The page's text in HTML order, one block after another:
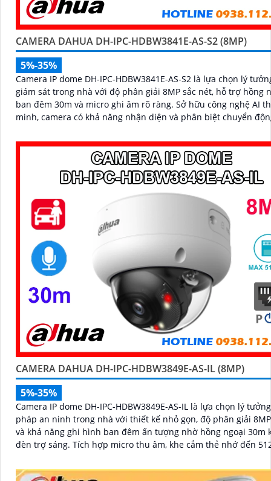
CAMERA DAHUA DH-IPC-HDBW3841E-AS-S2 (8MP)
5%-35%
Camera IP dome DH-IPC-HDBW3841E-AS-S2 là lựa chọn lý
giám sát trong nhà với độ phân giải 8MP sắc nét, hỗ trợ hồng
ban đêm 30m và micro ghi âm rõ ràng. Sở hữu công nghệ AI thông
minh, camera có khả năng nhận diện và phân biệt chuyển
CAMERA DAHUA DH-IPC-HDBW3849E-AS-IL (8MP)
5%-35%
Camera IP dome DH-IPC-HDBW3849E-AS-IL là lựa chọn lý
pháp an ninh trong nhà với thiết kế nhỏ gọn, độ phân giải
và khả năng ghi hình ban đêm ấn tượng nhờ hồng ngoại 30m
đèn trợ sáng. Tích hợp micro thu âm, khe cắm thẻ nhớ đến 512GB và
tiện hỗ trợ POE, giảm thiểu báo động giả hiệu quả